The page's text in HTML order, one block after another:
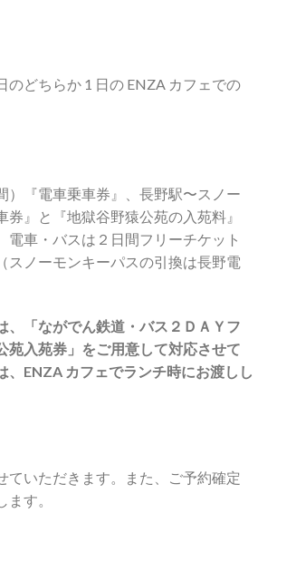
どちらか 1 日の ENZA カフェでの
）『電車乗車券』、長野駅〜スノー
』と『地獄谷野猿公苑の入苑料』
車・バスは２日間フリーチケット
スノーモンキーパスの引換は長野電
、「ながでん鉄道・バス２ＤＡＹフ
苑入苑券」をご用意して対応させて
、ENZA カフェでランチ時にお渡しし
ていただきます。また、ご予約確定
す。